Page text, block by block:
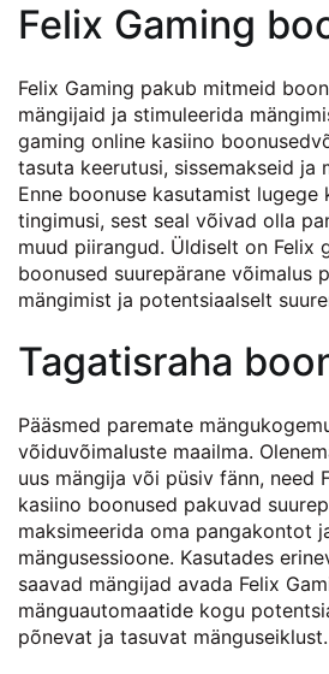
Felix Gaming
Felix Gaming pakub mitmeid
mängijaid ja stimuleerida
gaming online kasiino
tasuta keerutusi, sissemakseid ja
Enne boonuse kasutamist
tingimusi, sest seal võivad olla
muud piirangud. Üldiselt on Felix
boonused suurepärane võimalus
mängimist ja potentsiaalselt
Tagatisraha
Pääsmed paremate
võiduvõimaluste maailma.
uus mängija või püsiv fänn, need
kasiino boonused pakuvad
maksimeerida oma pangakontot
mängusessioone. Kasutades
saavad mängijad avada Felix
mänguautomaatide kogu
põnevat ja tasuvat mänguseiklust.